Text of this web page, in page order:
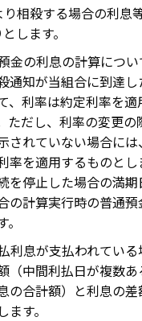
相殺する場合の利息
します。
金の利息の計算につ
通知が当組合に到達
、利率は約定利率を
ただし、利率の変更
されていない場合に
率を適用するものとし
を停止した場合の満
の計算実行時の普通
利息が支払われてい
（中間利払日が複数
の合計額）と利息の
ます。